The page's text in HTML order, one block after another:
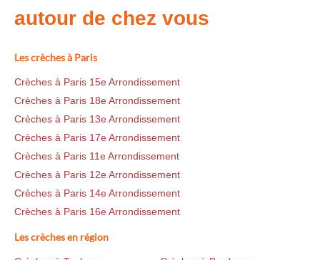
autour de chez vous
Les crèches à Paris
Crèches à Paris 15e Arrondissement
Crèches à Paris 18e Arrondissement
Crèches à Paris 13e Arrondissement
Crèches à Paris 17e Arrondissement
Crèches à Paris 11e Arrondissement
Crèches à Paris 12e Arrondissement
Crèches à Paris 14e Arrondissement
Crèches à Paris 16e Arrondissement
Les crèches en région